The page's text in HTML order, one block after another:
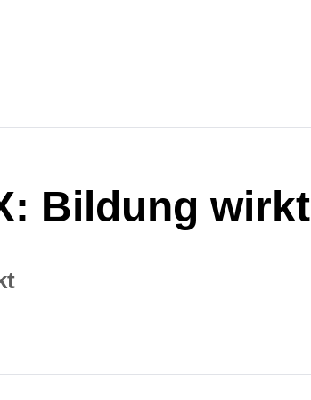
Bildung wirkt